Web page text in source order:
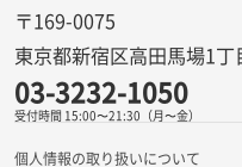
〒169-0075
東京都新宿区高田馬場1
03-3232-1050
受付時間 15:00〜21:30（月〜金）
個人情報の取り扱いについて